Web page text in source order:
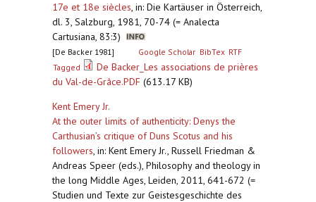
17e et 18e siècles, in: Die Kartäuser in Österreich,
dl. 3, Salzburg, 1981, 70-74 (= Analecta
Cartusiana, 83:3)
[De Backer 1981] Google Scholar BibTex RTF
Tagged
De Backer_Les associations de prières
du Val-de-Grâce.PDF (613.17 KB)
Kent Emery Jr.
At the outer limits of authenticity: Denys the
Carthusian’s critique of Duns Scotus and his
followers, in: Kent Emery Jr., Russell Friedman &
Andreas Speer (eds.), Philosophy and theology in
the long Middle Ages, Leiden, 2011, 641-672 (=
Studien und Texte zur Geistesgeschichte des